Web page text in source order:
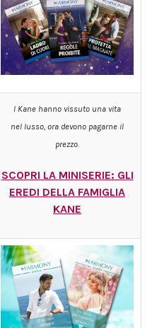
I Kane hanno vissuto una vita
nel lusso, ora devono pagarne il
prezzo.
SCOPRI LA MINISERIE: GLI
EREDI DELLA FAMIGLIA
KANE